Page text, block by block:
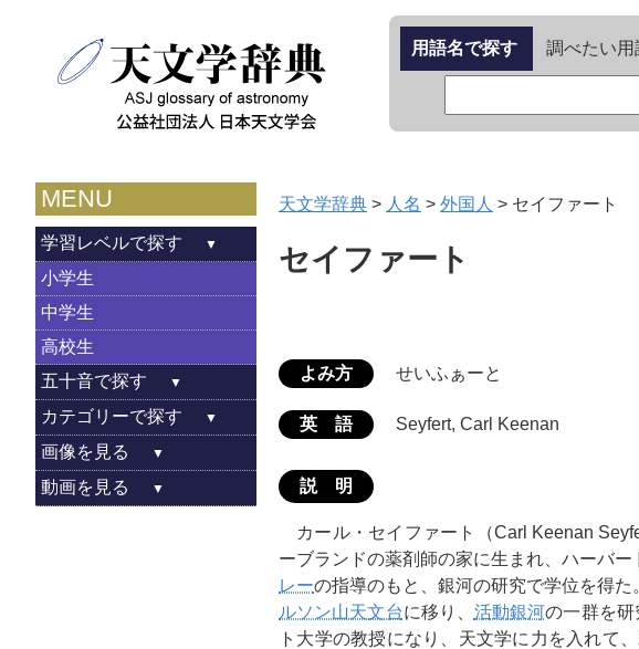
用語名で探す 調べたい用
MENU
学習レベルで探す
小学生
中学生
高校生
五十音で探す
カテゴリーで探す
画像を見る
動画を見る
天文学辞典 > 人名 > 外国人 > セイファート
セイファート
よみ方 せいふぁーと
英 語 Seyfert, Carl Keenan
説 明
カール・セイファート（Carl Keenan
ーブランドの薬剤師の家に生まれ、ハーバ
レーの指導のもと、銀河の研究で学位を得
ルソン山天文台に移り、 活動銀河の一群を
ト大学の教授になり、天文学に力を入れて